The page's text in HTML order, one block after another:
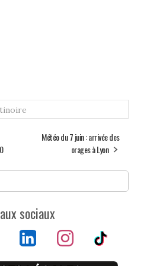
Météo du 7 juin : arrivée des
orages à Lyon
sociaux